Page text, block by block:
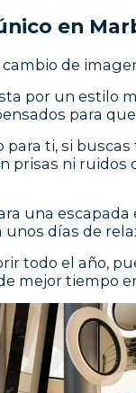
en
cambio de
por un estilo
para
para ti, si
prisas ni ruidos
una
unos días de
todo el año,
mejor tiempo